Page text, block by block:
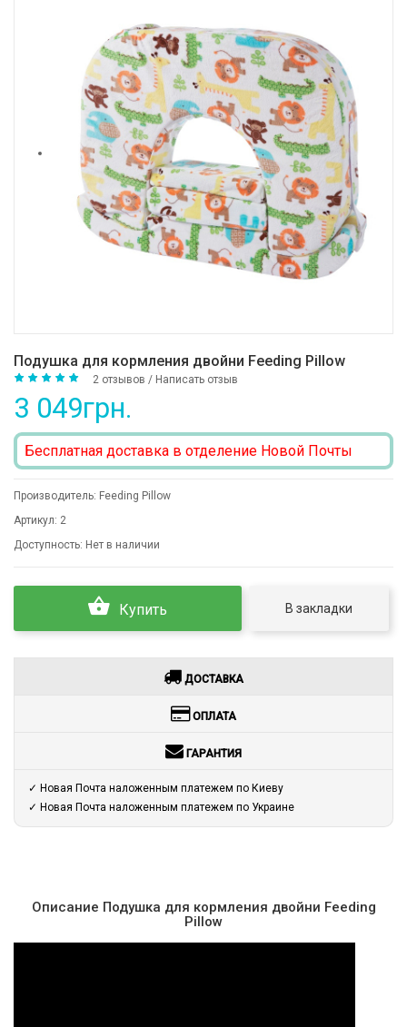
Подушка для кормления двойни Feeding Pillow
2 отзывов / Написать отзыв
3 049грн.
Бесплатная доставка в отделение Новой Почты
Производитель: Feeding Pillow
Артикул: 2
Доступность: Нет в наличии
Купить В закладки
ДОСТАВКА
ОПЛАТА
ГАРАНТИЯ
✓ Новая Почта наложенным платежем по Киеву
✓ Новая Почта наложенным платежем по Украине
Описание Подушка для кормления двойни Feeding
Pillow